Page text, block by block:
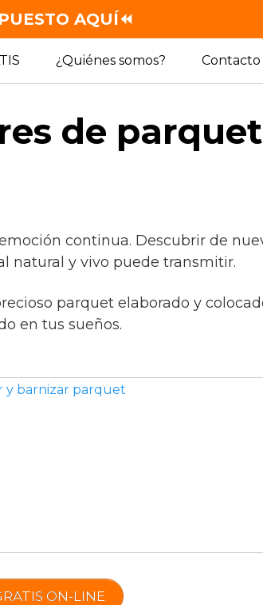
¿Quiénes somos? Contacto
de
continua. Descubrir de
natural y vivo puede transmitir.
parquet elaborado y
en tus sueños.
ON-LINE
AQUÍ⏪